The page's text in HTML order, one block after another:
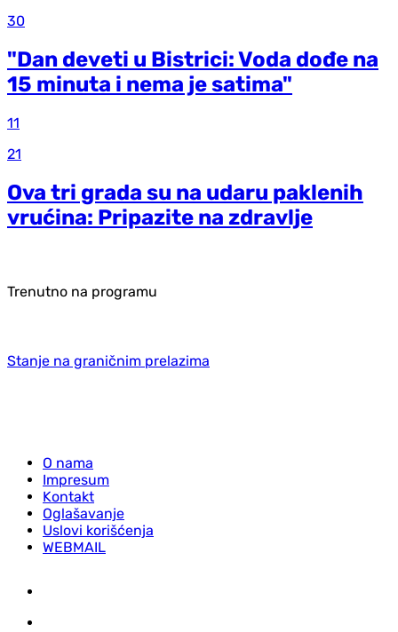
30
"Dan deveti u Bistrici: Voda dođe na
15 minuta i nema je satima"
11
21
Ova tri grada su na udaru paklenih
vrućina: Pripazite na zdravlje
Trenutno na programu
Stanje na graničnim prelazima
O nama
Impresum
Kontakt
Oglašavanje
Uslovi korišćenja
WEBMAIL